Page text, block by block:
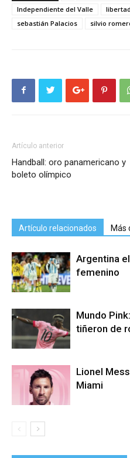
Independiente del Valle
sebastián Palacios
silvio
Artículo anterior
Handball: oro panamericano y
boleto olímpico
Artículo relacionados Más
Argentina
femenino
Mundo
tiñeron de
Lionel
Miami